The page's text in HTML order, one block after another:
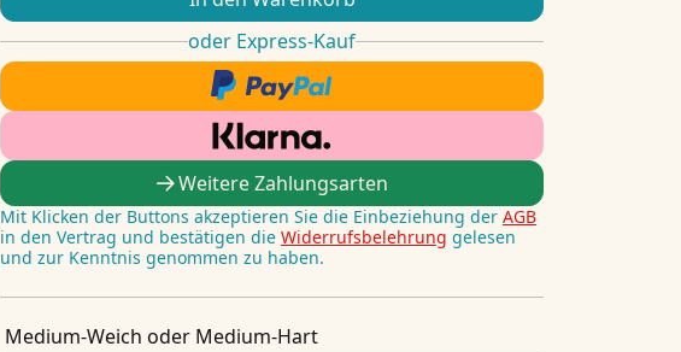
oder Express-Kauf
Weitere Zahlungsarten
Mit Klicken der Buttons akzeptieren Sie die Einbeziehung der AGB
in den Vertrag und bestätigen die Widerrufsbelehrung gelesen
und zur Kenntnis genommen zu haben.
Medium-Weich oder Medium-Hart